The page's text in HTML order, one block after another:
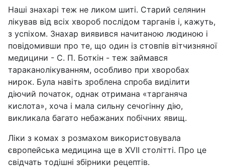
Наші знахарі теж не ликом шиті. Старий селянин
лікував від всіх хвороб послідом тарганів і, кажуть,
з успіхом. Знахар виявився начитаною людиною і
повідомивши про те, що один із стовпів вітчизняної
медицини - С. П. Боткін - теж займався
тараканолікуванням, особливо при хворобах
нирок. Була навіть зроблена спроба виділити
діючий початок, однак отримана «тарганяча
кислота», хоча і мала сильну сечогінну дію,
викликала багато небажаних побічних явищ.
Ліки з комах з розмахом використовувала
європейська медицина ще в ХVII столітті. Про це
свідчать тодішні збірники рецептів.